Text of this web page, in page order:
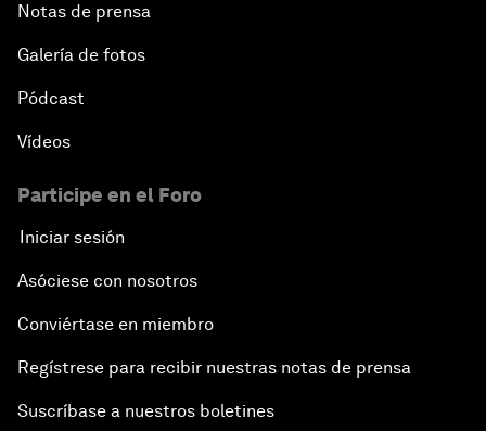
Notas de prensa
Galería de fotos
Pódcast
Vídeos
Participe en el Foro
Iniciar sesión
Asóciese con nosotros
Conviértase en miembro
Regístrese para recibir nuestras notas de prensa
Suscríbase a nuestros boletines